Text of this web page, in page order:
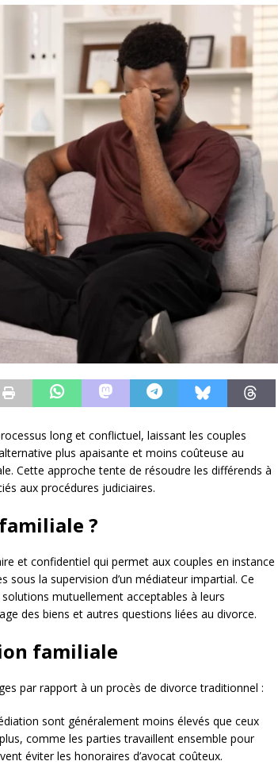
long et conflictuel, laissant les couples
plus apaisante et moins coûteuse au
Cette approche tente de résoudre les différends à
aux procédures judiciaires.
?
et confidentiel qui permet aux couples en instance
la supervision d’un médiateur impartial. Ce
mutuellement acceptables à leurs
des biens et autres questions liées au divorce.
familiale
par rapport à un procès de divorce traditionnel :
sont généralement moins élevés que ceux
comme les parties travaillent ensemble pour
éviter les honoraires d’avocat coûteux.